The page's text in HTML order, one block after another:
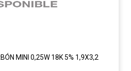
MINI 0,25W 18K 5% 1,9X3,2